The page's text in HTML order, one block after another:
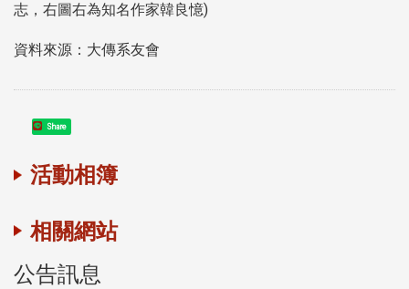
志，右圖右為知名作家韓良憶)
資料來源：大傳系友會
Share
活動相簿
相關網站
公告訊息